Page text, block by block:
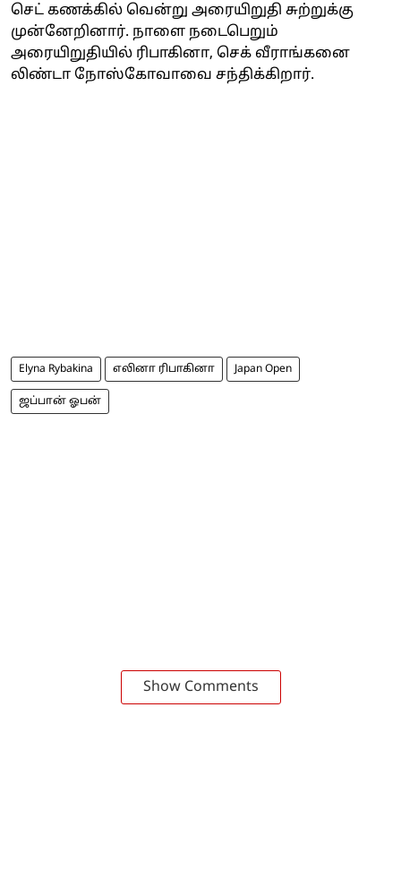
செட் கணக்கில் வென்று அரையிறுதி சுற்றுக்கு
முன்னேறினார். நாளை நடைபெறும்
அரையிறுதியில் ரிபாகினா, செக் வீராங்கனை
லிண்டா நோஸ்கோவாவை சந்திக்கிறார்.
Elyna Rybakina எலினா ரிபாகினா Japan Open
ஜப்பான் ஓபன்
Show Comments